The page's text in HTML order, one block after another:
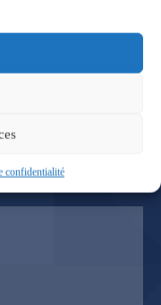
confidentialité
à 16h00